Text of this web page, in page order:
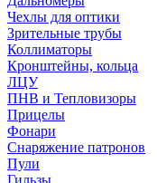
Чехлы для оптики
Зрительные трубы
Коллиматоры
Кронштейны, кольца
ЛЦУ
ПНВ и Тепловизоры
Прицелы
Фонари
Снаряжение патронов
Пули
Гильзы